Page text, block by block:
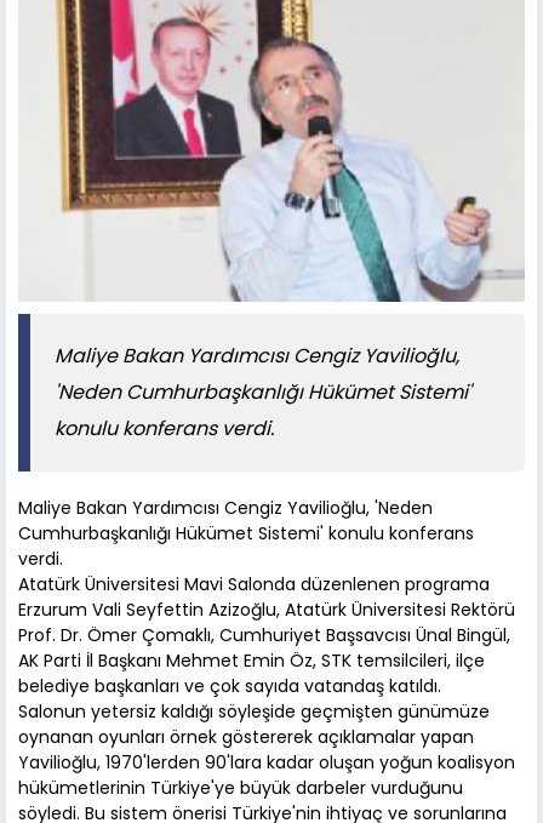
Maliye Bakan Yardımcısı Cengiz Yavilioğlu,
'Neden Cumhurbaşkanlığı Hükümet Sistemi'
konulu konferans verdi.
Maliye Bakan Yardımcısı Cengiz Yavilioğlu, 'Neden
Cumhurbaşkanlığı Hükümet Sistemi' konulu konferans
verdi.
Atatürk Üniversitesi Mavi Salonda düzenlenen programa
Erzurum Vali Seyfettin Azizoğlu, Atatürk Üniversitesi Rektörü
Prof. Dr. Ömer Çomaklı, Cumhuriyet Başsavcısı Ünal Bingül,
AK Parti İl Başkanı Mehmet Emin Öz, STK temsilcileri, ilçe
belediye başkanları ve çok sayıda vatandaş katıldı.
Salonun yetersiz kaldığı söyleşide geçmişten günümüze
oynanan oyunları örnek göstererek açıklamalar yapan
Yavilioğlu, 1970'lerden 90'lara kadar oluşan yoğun koalisyon
hükümetlerinin Türkiye'ye büyük darbeler vurduğunu
söyledi. Bu sistem önerisi Türkiye'nin ihtiyaç ve sorunlarına